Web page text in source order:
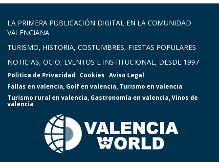
LA PRIMERA PUBLICACIÓN DIGITAL EN LA COMUNIDAD
VALENCIANA
TURISMO, HISTORIA, COSTUMBRES, FIESTAS POPULARES
NOTICIAS, OCIO, EVENTOS E INSTITUCIONAL, DESDE 1997
Politica de Privacidad Cookies Aviso Legal
Fallas en valencia, Golf en valencia, Turismo en valencia
Turismo rural en valencia, Gastronomía en valencia,Vinos de
valencia